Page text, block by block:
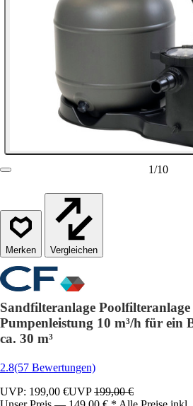
1/10
Vergleichen
Sandfilteranlage Poolfilteranlage
Pumpenleistung 10 m³/h für ein
ca. 30 m³
2.8(57 Bewertungen)
UVP: 199,00 €UVP199,00 €